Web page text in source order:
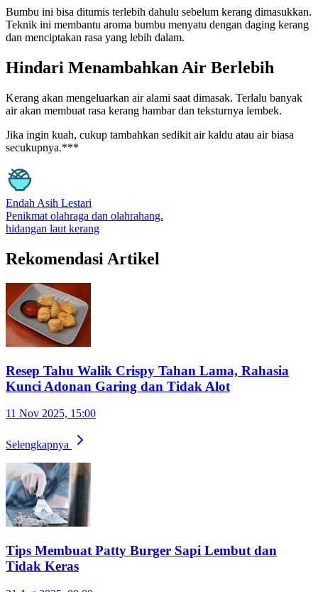
Bumbu ini bisa ditumis terlebih dahulu sebelum kerang dimasukkan.
Teknik ini membantu aroma bumbu menyatu dengan daging kerang
dan menciptakan rasa yang lebih dalam.
Hindari Menambahkan Air Berlebih
Kerang akan mengeluarkan air alami saat dimasak. Terlalu banyak
air akan membuat rasa kerang hambar dan teksturnya lembek.
Jika ingin kuah, cukup tambahkan sedikit air kaldu atau air biasa
secukupnya.***
Endah Asih Lestari
Penikmat olahraga dan olahrahang.
hidangan laut kerang
Rekomendasi Artikel
Resep Tahu Walik Crispy Tahan Lama, Rahasia
Kunci Adonan Garing dan Tidak Alot
11 Nov 2025, 15:00
Selengkapnya
Tips Membuat Patty Burger Sapi Lembut dan
Tidak Keras